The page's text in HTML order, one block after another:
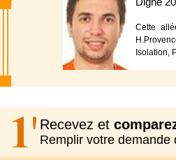
Cette
Isolation,
Recevez et
Remplir votre demande